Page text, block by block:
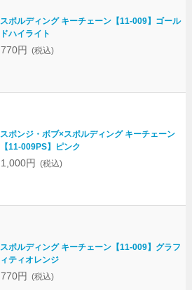
スポルディング キーチェーン【11-009】ゴール
ドハイライト
770円 (税込)
スポンジ・ボブ×スポルディング キーチェーン
【11-009PS】ピンク
1,000円 (税込)
スポルディング キーチェーン【11-009】グラフ
ィティオレンジ
770円 (税込)